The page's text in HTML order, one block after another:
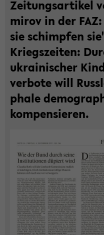
Zei­tungs­ar­ti­kel
mi­rov in der
sie schimp­fen
Kriegs­zei­ten:
ukrai­ni­scher
ver­bo­te will
pha­le
kom­pen­sie­ren.